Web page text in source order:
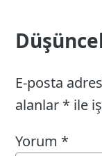
E-posta
alanlar * ile
Yorum *